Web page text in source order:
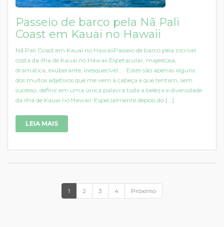
Passeio de barco pela Nā Pali
Coast em Kauai no Hawaii
Nā Pali Coast em Kauai no HawaiiPasseio de barco pela incrível
costa da ilha de Kauai no Hawaii Espetacular, majestosa,
dramática, exuberante, inesquecível….. Estes são apenas alguns
dos muitos adjetivos que me vem à cabeça e que tentam, sem
sucesso, definir em uma única palavra toda a beleza e diversidade
da ilha de Kauai no Hawaii. Especialmente depois do [...]
LEIA MAIS
1 2 3 4 Próximo